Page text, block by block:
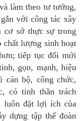
làm theo tư tưởng,
với công tác xây
cơ sở thực sự trong
chất lượng sinh hoạt
tiếp tục đổi mới
gọn, mạnh, hiệu
cán bộ, công chức,
có tinh thần trách
luôn đặt lợi ích của
dựng tập thể đoàn